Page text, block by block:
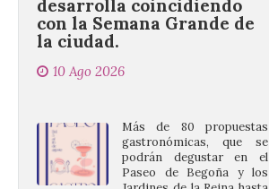
10 Ago 2026
Más de 80 propuestas
Paseo de Begoña y los
Jardines de la Reina hasta
el 16 de agosto. El Paseo de Begoña y los
Jardines de la Reina de Gijón acogen ya la
[…]